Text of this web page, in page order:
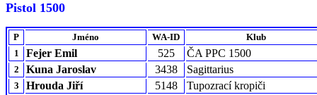
Pistol 1500
P Jméno WA-ID
Klub
1
Fejer Emil 525 ČA PPC 1500
2 Kuna Jaroslav 3438 Sagittarius
3 Hrouda Jiří 5148 Tupozrací kropiči